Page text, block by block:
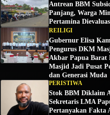
Antrean BBM
Panjang, Warga
Pertamina
REILIGI
Gubernur Elisa
Pengurus DKM
Akbar Papua Barat
Masjid Jadi Pusat
dan Generasi Muda
PERISTIWA
Stok BBM Diklaim
Sekretaris LMA
Pertanyakan Fakta